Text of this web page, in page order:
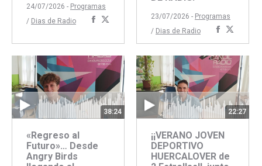
24/07/2026 - Programas
/ Dias de Radio
Compartir
Facebook
Twitter
23/07/2026 - Programas
/ Dias de Radio
Compartir
concon
38:24
«Regreso al
Futuro»… Desde
Angry Birds
22:27
¡¡VERANO JOVEN
DEPORTIVO
HUERCALOVER de